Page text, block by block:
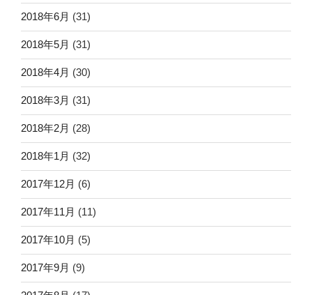
2018年6月 (31)
2018年5月 (31)
2018年4月 (30)
2018年3月 (31)
2018年2月 (28)
2018年1月 (32)
2017年12月 (6)
2017年11月 (11)
2017年10月 (5)
2017年9月 (9)